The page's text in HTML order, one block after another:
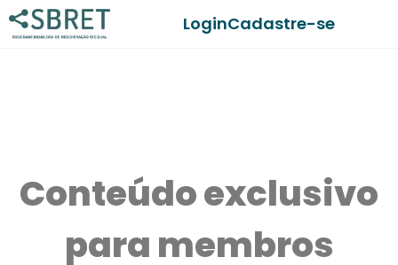
LoginCadastre-se
Conteúdo exclusivo
para membros